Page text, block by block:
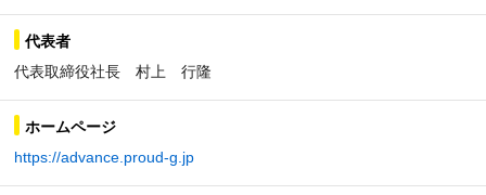
代表者
代表取締役社長 村上 行隆
ホームページ
https://advance.proud-g.jp